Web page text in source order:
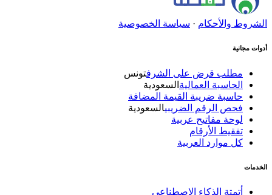
الشروط والأحكام· سياسة الخصوصية
أدوات مجانية
مطلب قرض على الشرف تونس
الحاسبة العماليةالسعودية
حاسبة ضريبة القيمة المضافة
فحص الرقم الضريبيالسعودية
لوحة مفاتيح عربية
تفقيط الأرقام
كل موارد العربية
الخدمات
أتمتة الذكاء الاصطناعي